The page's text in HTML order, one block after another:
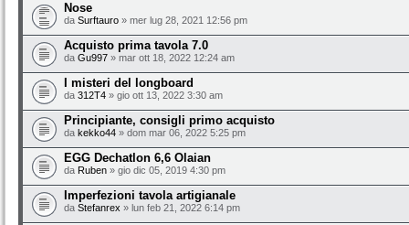
Nose
da Surftauro » mer lug 28, 2021 12:56 pm
Acquisto prima tavola 7.0
da Gu997 » mar ott 18, 2022 12:24 am
I misteri del longboard
da 312T4 » gio ott 13, 2022 3:30 am
Principiante, consigli primo acquisto
da kekko44 » dom mar 06, 2022 5:25 pm
EGG Dechatlon 6,6 Olaian
da Ruben » gio dic 05, 2019 4:30 pm
Imperfezioni tavola artigianale
da Stefanrex » lun feb 21, 2022 6:14 pm